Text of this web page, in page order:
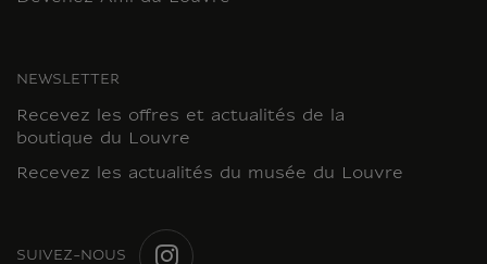
NEWSLETTER
Recevez les offres et actualités de la
boutique du Louvre
Recevez les actualités du musée du Louvre
SUIVEZ-NOUS